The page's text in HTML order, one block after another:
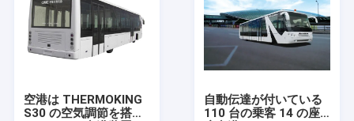
空港は THERMOKING
S30 の空気調節を搭載
自動伝達が付いている
110 台の乗客 14 の座